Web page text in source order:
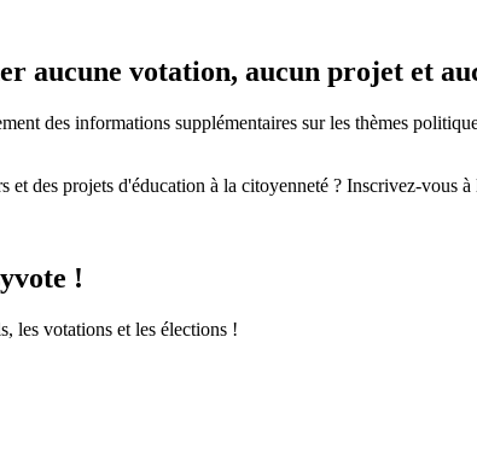
aucune votation, aucun projet et
des informations supplémentaires sur les thèmes
et des projets d'éducation à la citoyenneté ? Inscrivez-vous
!
les votations et les élections !